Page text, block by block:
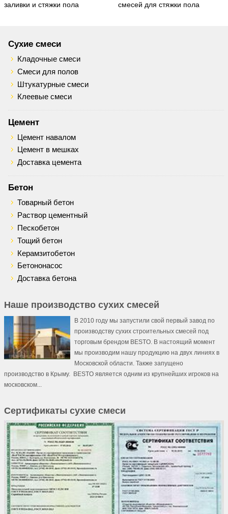
заливки и стяжки пола
смесей для стяжки пола
Сухие смеси
Кладочные смеси
Смеси для полов
Штукатурные смеси
Клеевые смеси
Цемент
Цемент навалом
Цемент в мешках
Доставка цемента
Бетон
Товарный бетон
Раствор цементный
Пескобетон
Тощий бетон
Керамзитобетон
Бетононасос
Доставка бетона
Наше производство сухих смесей
В 2010 году мы запустили свой первый завод по
производству сухих строительных смесей под
торговым брендом BESTO. В настоящий момент
мы производим нашу продукцию на двух линиях в
Московской области. Также запущено
производство в Крыму. BESTO является одним из крупнейших игроков на
московском...
Сертификаты cухие смеси